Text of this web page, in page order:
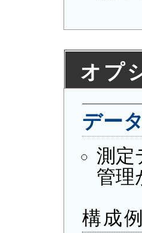
オプ
デー
測定
管理
構成例